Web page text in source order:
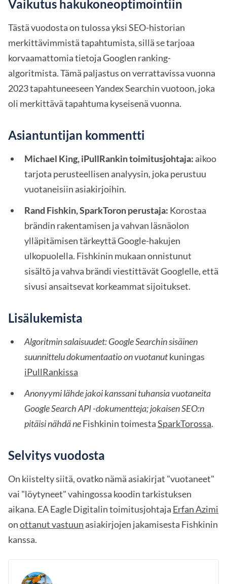
Vaikutus hakukoneoptimointiin
Tästä vuodosta on tulossa yksi SEO-historian
merkittävimmistä tapahtumista, sillä se tarjoaa
korvaamattomia tietoja Googlen ranking-
algoritmista. Tämä paljastus on verrattavissa vuonna
2023 tapahtuneeseen Yandex Searchin vuotoon, joka
oli merkittävä tapahtuma kyseisenä vuonna.
Asiantuntijan kommentti
Michael King, iPullRankin toimitusjohtaja: aikoo
tarjota perusteellisen analyysin, joka perustuu
vuotaneisiin asiakirjoihin.
Rand Fishkin, SparkToron perustaja: Korostaa
brändin rakentamisen ja vahvan läsnäolon
ylläpitämisen tärkeyttä Google-hakujen
ulkopuolella. Fishkinin mukaan onnistunut
sisältö ja vahva brändi viestittävät Googlelle, että
sivusi ansaitsevat korkeammat sijoitukset.
Lisälukemista
Algoritmin salaisuudet: Google Searchin sisäinen
suunnittelu dokumentaatio on vuotanutkuningas
iPullRankissa
Anonyymi lähde jakoi kanssani tuhansia vuotaneita
Google Search API -dokumentteja; jokaisen SEO:n
pitäisi nähdä neFishkinin toimestaSparkTorossa.
Selvitys vuodosta
On kiistelty siitä, ovatko nämä asiakirjat "vuotaneet"
vai "löytyneet" vahingossa koodin tarkistuksen
aikana. EA Eagle Digitalin toimitusjohtaja Erfan Azimi
onottanut vastuun asiakirjojen jakamisesta Fishkinin
kanssa.